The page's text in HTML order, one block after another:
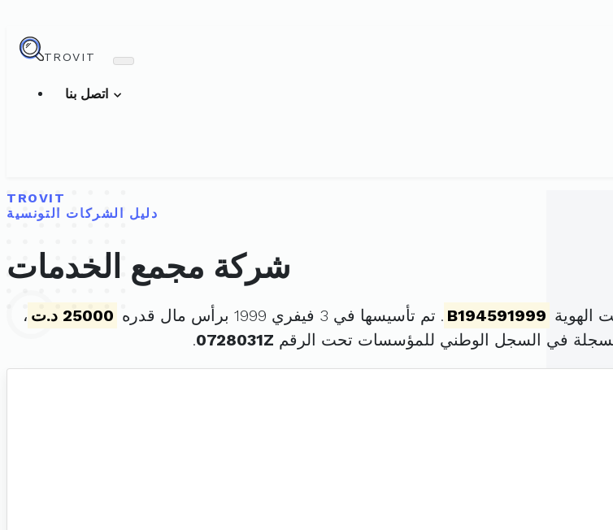
TROVIT
TROVIT
دليل الشركات التونسية
شركة مجمع الخدمات
الهوية B194591999 . تم تأسيسها في 3 فيفري 1999 برأس مال قدره 25000 د.ت
،
في السجل الوطني للمؤسسات تحت الرقم 0728031Z
.